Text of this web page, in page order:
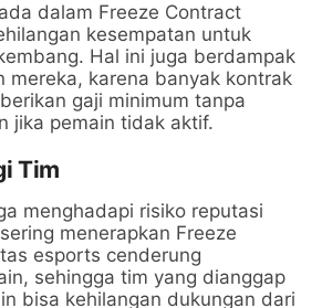
dalam Freeze Contract
kesempatan untuk
Hal ini juga berdampak
mereka, karena banyak kontrak
gaji minimum tanpa
jika pemain tidak aktif.
Tim
menghadapi risiko reputasi
menerapkan Freeze
esports cenderung
sehingga tim yang dianggap
bisa kehilangan dukungan dari